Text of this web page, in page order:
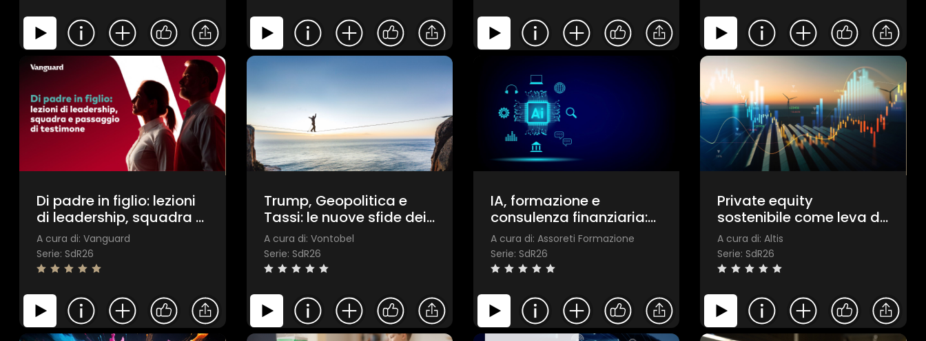
Di padre in figlio: lezioni
di leadership, squadra e
passaggio di testimone
A cura di: Vanguard
Serie: SdR26
Trump, Geopolitica e
Tassi: le nuove sfide dei
mercati obbligazionari.
A cura di: Vontobel
Serie: SdR26
IA, formazione e
consulenza finanziaria:
tecnologia, efficienza e
valore umano
A cura di: Assoreti Formazione
Serie: SdR26
Private equity
sostenibile come leva di
accelerazione per la
crescita
A cura di: Altis
Serie: SdR26